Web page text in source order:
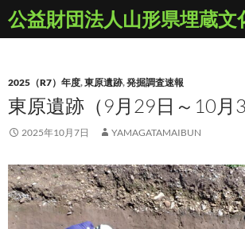
ン
ツ
へ
ッ
プ
検
索
2025（R7）年度,東原遺跡,発掘調査速報
東原遺跡（9月29日～10月3
2025年10月7日 YAMAGATAMAIBUN